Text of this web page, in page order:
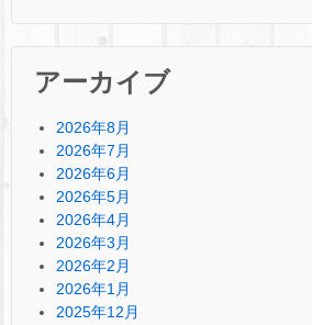
アーカイブ
2026年8月
2026年7月
2026年6月
2026年5月
2026年4月
2026年3月
2026年2月
2026年1月
2025年12月